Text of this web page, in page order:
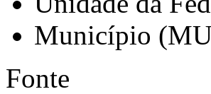
Município
Fonte